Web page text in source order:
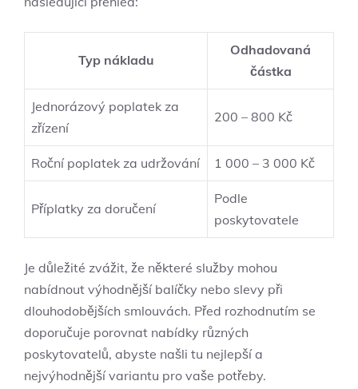
Typ nákladu
Odhadovaná
částka
Jednorázový poplatek za
zřízení
200 – 800 Kč
Roční poplatek za udržování 1 000 – 3 000 Kč
Příplatky za doručení
Podle
poskytovatele
Je důležité zvážit, že některé služby mohou
nabídnout výhodnější balíčky nebo slevy při
dlouhodobějších smlouvách. Před rozhodnutím se
doporučuje porovnat nabídky různých
poskytovatelů, abyste našli tu nejlepší a
nejvýhodnější variantu pro vaše potřeby.